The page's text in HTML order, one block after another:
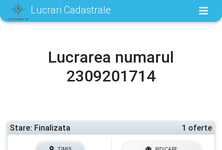
Lucrari Cadastrale
Lucrarea numarul
2309201714
Stare: Finalizata 1 oferte